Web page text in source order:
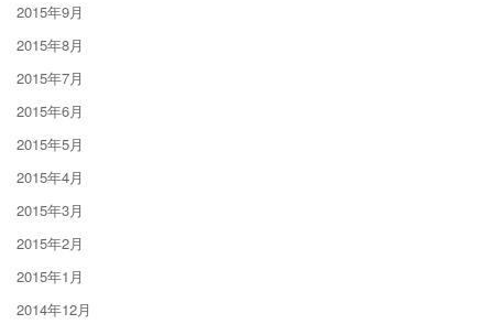
2015年9月
2015年8月
2015年7月
2015年6月
2015年5月
2015年4月
2015年3月
2015年2月
2015年1月
2014年12月